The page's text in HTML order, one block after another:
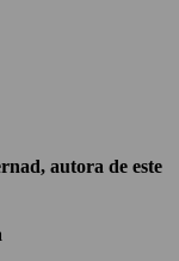
autora de este